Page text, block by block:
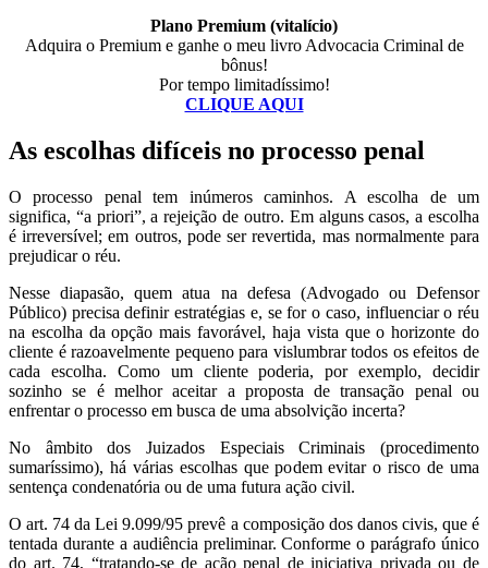
Plano Premium (vitalício)
Adquira o Premium e ganhe o meu livro Advocacia Criminal de
bônus!
Por tempo limitadíssimo!
CLIQUE AQUI
As escolhas difíceis no processo penal
O processo penal tem inúmeros caminhos. A escolha de um
significa, “a priori”, a rejeição de outro. Em alguns casos, a escolha
é irreversível; em outros, pode ser revertida, mas normalmente para
prejudicar o réu.
Nesse diapasão, quem atua na defesa (Advogado ou Defensor
Público) precisa definir estratégias e, se for o caso, influenciar o réu
na escolha da opção mais favorável, haja vista que o horizonte do
cliente é razoavelmente pequeno para vislumbrar todos os efeitos de
cada escolha. Como um cliente poderia, por exemplo, decidir
sozinho se é melhor aceitar a proposta de transação penal ou
enfrentar o processo em busca de uma absolvição incerta?
No âmbito dos Juizados Especiais Criminais (procedimento
sumaríssimo), há várias escolhas que podem evitar o risco de uma
sentença condenatória ou de uma futura ação civil.
O art. 74 da Lei 9.099/95 prevê a composição dos danos civis, que é
tentada durante a audiência preliminar. Conforme o parágrafo único
do art. 74, “tratando-se de ação penal de iniciativa privada ou de